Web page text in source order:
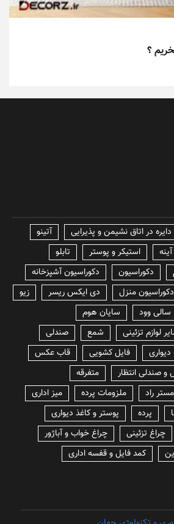
؟
آتینو
آینه استیکر و پوستر
تابلو
دکوراسیون
دکوراسیون آشپزخانه
دکوراسیون منزل دی ایکس ریسر
زیو
سالی وود
سایان هوم
لوازم تزئینی شمع
صندلی
فایل کشویی
قاب عکس
و صندلی انتظار
متفرقه
مستر راد ملزومات پرده
میز اداری
پرده
پوستر و کاغذ دیواری
چراغ تزئینی
چراغ خواب و آباژور
کمد فایل و قفسه اداری